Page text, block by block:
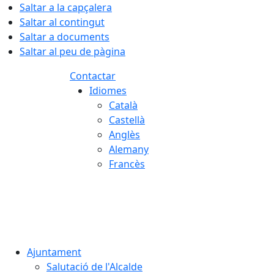
Saltar a la capçalera
Saltar al contingut
Saltar a documents
Saltar al peu de pàgina
Contactar
Idiomes
Català
Castellà
Anglès
Alemany
Francès
Ajuntament
Salutació de l'Alcalde